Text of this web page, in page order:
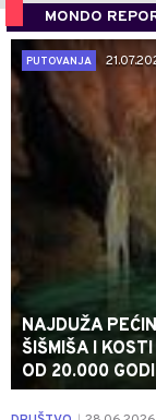
MONDO
PUTOVANJA
NAJDUŽA
ŠIŠMIŠA I
OD 20.000